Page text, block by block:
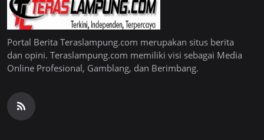
Portal Berita Teraslampung.com merupakan situs berita
dan opini. Teraslampung.com memiliki visi sebagai Media
Online Profesional, Gamblang, dan Berimbang.